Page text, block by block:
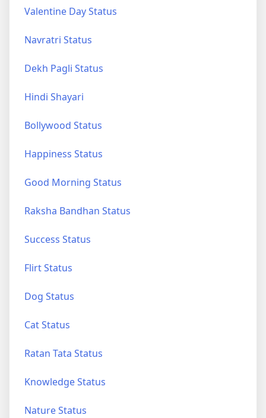
Valentine Day Status
Navratri Status
Dekh Pagli Status
Hindi Shayari
Bollywood Status
Happiness Status
Good Morning Status
Raksha Bandhan Status
Success Status
Flirt Status
Dog Status
Cat Status
Ratan Tata Status
Knowledge Status
Nature Status